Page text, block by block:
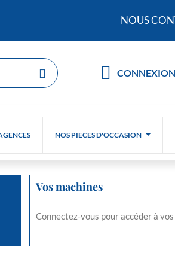
NOUS
CONNEXION
NOS PIECES D'OCCASION
Vos machines
Connectez-vous pour accéder à